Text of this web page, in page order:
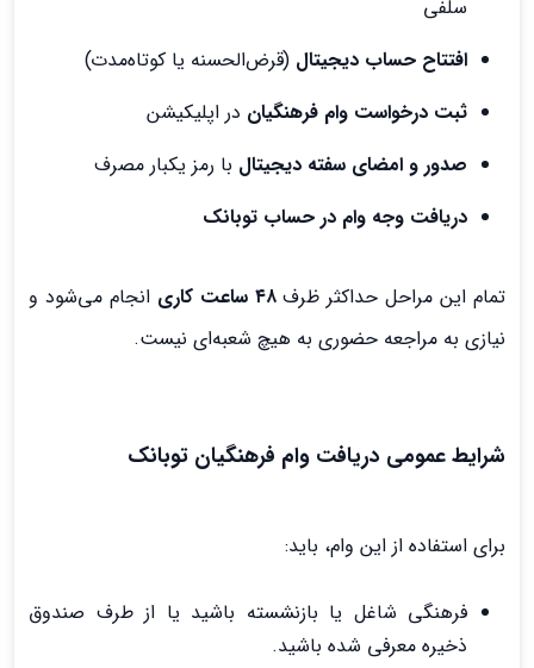
سلفی
افتتاح حساب دیجیتال (قرض‌الحسنه یا کوتاه‌مدت)
ثبت درخواست وام فرهنگیان در اپلیکیشن
صدور و امضای سفته دیجیتال با رمز یکبار مصرف
دریافت وجه وام در حساب توبانک
تمام این مراحل حداکثر ظرف۴۸ ساعت کاری
انجام می‌شود و
نیازی به مراجعه حضوری به هیچ شعبه‌ای نیست.
شرایط عمومی دریافت وام فرهنگیان توبانک
برای استفاده از این وام، باید:
فرهنگی شاغل یا بازنشسته باشید یا از طرف صندوق
ذخیره معرفی شده باشید.